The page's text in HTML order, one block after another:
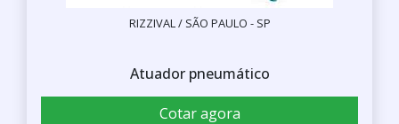
RIZZIVAL / SÃO PAULO - SP
Atuador pneumático
Cotar agora